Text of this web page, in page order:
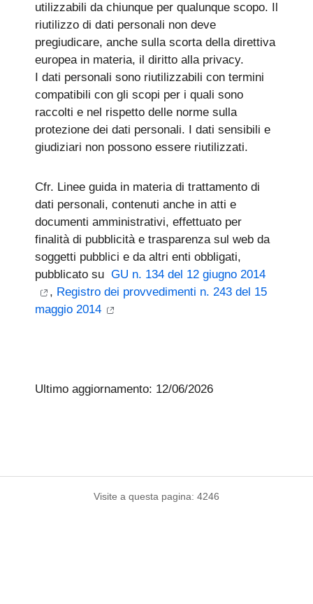
utilizzabili da chiunque per qualunque scopo. Il
riutilizzo di dati personali non deve
pregiudicare, anche sulla scorta della direttiva
europea in materia, il diritto alla privacy.
I dati personali sono riutilizzabili con termini
compatibili con gli scopi per i quali sono
raccolti e nel rispetto delle norme sulla
protezione dei dati personali. I dati sensibili e
giudiziari non possono essere riutilizzati.
Cfr. Linee guida in materia di trattamento di
dati personali, contenuti anche in atti e
documenti amministrativi, effettuato per
finalità di pubblicità e trasparenza sul web da
soggetti pubblici e da altri enti obbligati,
pubblicato su GU n. 134 del 12 giugno 2014
, Registro dei provvedimenti n. 243 del 15
maggio 2014
Ultimo aggiornamento: 12/06/2026
Visite a questa pagina: 4246